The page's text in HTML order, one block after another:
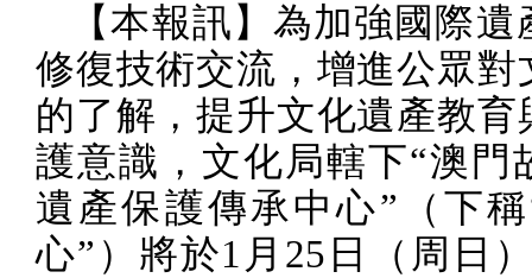
【本報訊】為加強國際
修復技術交流，增進公眾對
的了解，提升文化遺產教育
護意識，文化局轄下“澳門
遺產保護傳承中心”（下
心”）將於1 月 25 日（周日